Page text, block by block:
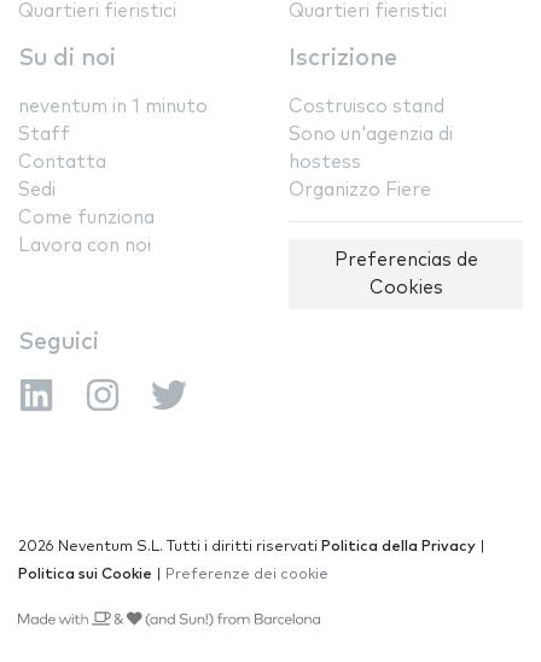
Quartieri fieristici
Quartieri fieristici
Su di noi
neventum in 1 minuto
Staff
Contatta
Sedi
Come funziona
Lavora con noi
Iscrizione
Costruisco stand
Sono un'agenzia di
hostess
Organizzo Fiere
Preferencias de
Cookies
Seguici
2026 Neventum S.L. Tutti i diritti riservati Politica della Privacy
Politica sui Cookie
Preferenze dei cookie